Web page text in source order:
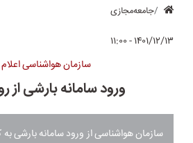
جامعه‌مجازی
۱۴۰۱/۱۲/۱۳ - ۱۱:۰۰
سازمان هواشناسی اعلام
ورود سامانه بارشی از
سازمان هواشناسی از ورود سامانه بارشی به